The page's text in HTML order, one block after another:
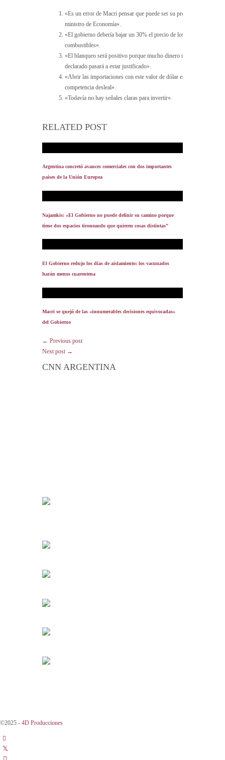
«Es un error de Macri pensar que puede ser su propio
ministro de Economía».
«El gobierno debería bajar un 30% el precio de los
combustibles».
«El blanqueo será positivo porque mucho dinero no
declarado pasará a estar justificado».
«Abrir las importaciones con este valor de dólar es
competencia desleal».
«Todavía no hay señales claras para invertir».
RELATED POST
Argentina concretó avances comerciales con dos importantes
países de la Unión Europea
Najamkis: «El Gobierno no puede definir su camino porque
tiene dos espacios tironeando que quieren cosas distintas”
El Gobierno redujo los días de aislamiento: los vacunados
harán menos cuarentena
Macri se quejó de las «innumerables decisiones equivocadas»
del Gobierno
← Previous post
Next post →
CNN ARGENTINA
©2025 - 4D Producciones